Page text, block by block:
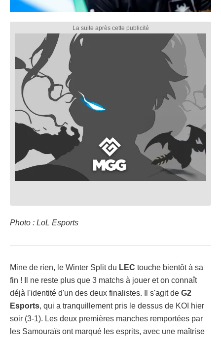
Photo : LoL Esports
Mine de rien, le Winter Split du LEC touche bientôt à sa
fin ! Il ne reste plus que 3 matchs à jouer et on connaît
déjà l'identité d'un des deux finalistes. Il s'agit de G2
Esports, qui a tranquillement pris le dessus de KOI hier
soir (3-1). Les deux premières manches remportées par
les Samouraïs ont marqué les esprits, avec une maîtrise